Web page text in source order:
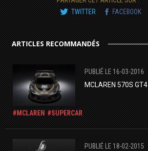
TWITTER
FACEBOOK
ARTICLES RECOMMANDÉS
PUBLIÉ LE 16-03-2016
MCLAREN 570S GT4
MCLAREN SUPERCAR
PUBLIÉ LE 18-02-2015